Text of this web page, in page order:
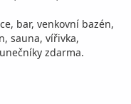
bar, venkovní bazén,
sauna, vířivka,
zdarma.